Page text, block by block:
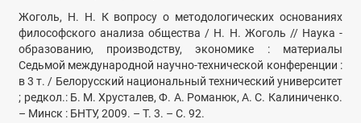
Жоголь, Н. Н. К вопросу о методологических основаниях
философского анализа общества / Н. Н. Жоголь // Наука -
образованию, производству, экономике : материалы
Седьмой международной научно-технической конференции :
в 3 т. / Белорусский национальный технический университет
; редкол.: Б. М. Хрусталев, Ф. А. Романюк, А. С. Калиниченко.
– Минск : БНТУ, 2009. – Т. 3. – С. 92.